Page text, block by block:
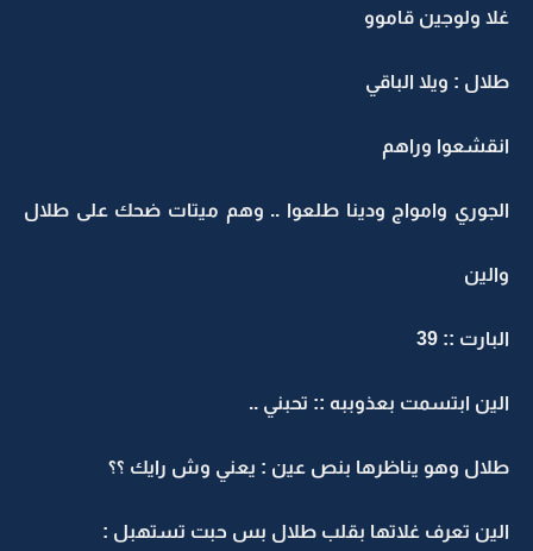
غلا ولوجين قاموو
طلال : ويلا الباقي
انقشعوا وراهم
الجوري وامواج ودينا طلعوا .. وهم ميتات ضحك على طلال
والين
البارت :: 39
الين ابتسمت بعذوببه :: تحبني ..
طلال وهو يناظرها بنص عين : يعني وش رايك ؟؟
الين تعرف غلاتها بقلب طلال بس حبت تستهبل :